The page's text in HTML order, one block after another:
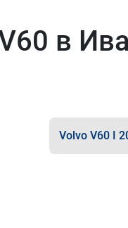
в
Volvo V60 I